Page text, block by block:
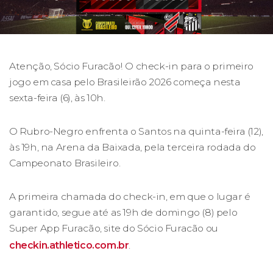
Atenção, Sócio Furacão! O check-in para o primeiro
jogo em casa pelo Brasileirão 2026 começa nesta
sexta-feira (6), às 10h.
O Rubro-Negro enfrenta o Santos na quinta-feira (12),
às 19h, na Arena da Baixada, pela terceira rodada do
Campeonato Brasileiro.
A primeira chamada do check-in, em que o lugar é
garantido, segue até as 19h de domingo (8) pelo
Super App Furacão, site do Sócio Furacão ou
checkin.athletico.com.br.